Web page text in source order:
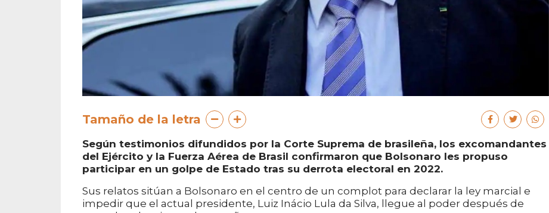
Tamaño de la letra
Según testimonios difundidos por la Corte Suprema de brasileña, los excomandantes
del Ejército y la Fuerza Aérea de Brasil confirmaron que Bolsonaro les propuso
participar en un golpe de Estado tras su derrota electoral en 2022.
Sus relatos sitúan a Bolsonaro en el centro de un complot para declarar la ley marcial e
impedir que el actual presidente, Luiz Inácio Lula da Silva, llegue al poder después de